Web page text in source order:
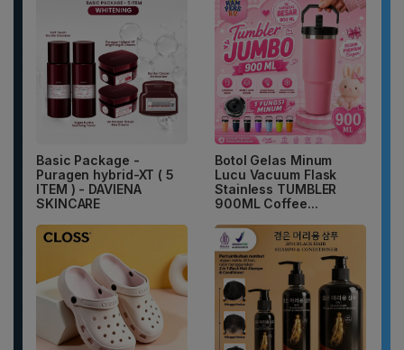
Basic Package -
Puragen hybrid-XT ( 5
ITEM ) - DAVIENA
SKINCARE
Botol Gelas Minum
Lucu Vacuum Flask
Stainless TUMBLER
900ML Coffee...